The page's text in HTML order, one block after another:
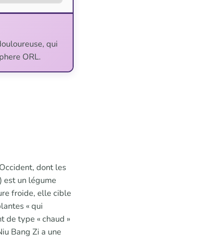
qui
ORL.
dont les
est un légume
froide, elle cible
« qui
de type « chaud »
Bang Zi a une